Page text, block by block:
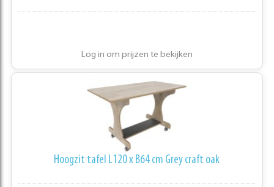
Log in om prijzen te bekijken
Hoogzit tafel L120 x B64 cm Grey craft oak